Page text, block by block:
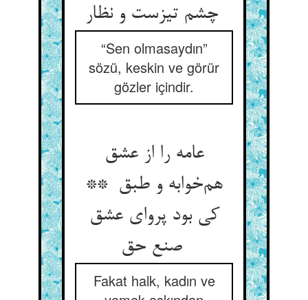
چشم تیزست و نظار
“Sen olmasaydın”
sözü, keskin ve görür
gözler içindir.
عامه را از عشق
هم‌خوابه و طبق **
کی بود پروای عشق
صنع حق
Fakat halk, kadın ve